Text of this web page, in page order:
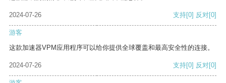
2024-07-26 支持[0] 反对[0]
游客
这款加速器VPM应用程序可以给你提供全球覆盖和最高安全性的连接。
2024-07-26 支持[0] 反对[0]